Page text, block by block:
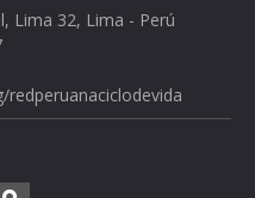
Lima 32, Lima - Perú
redperuanaciclodevida